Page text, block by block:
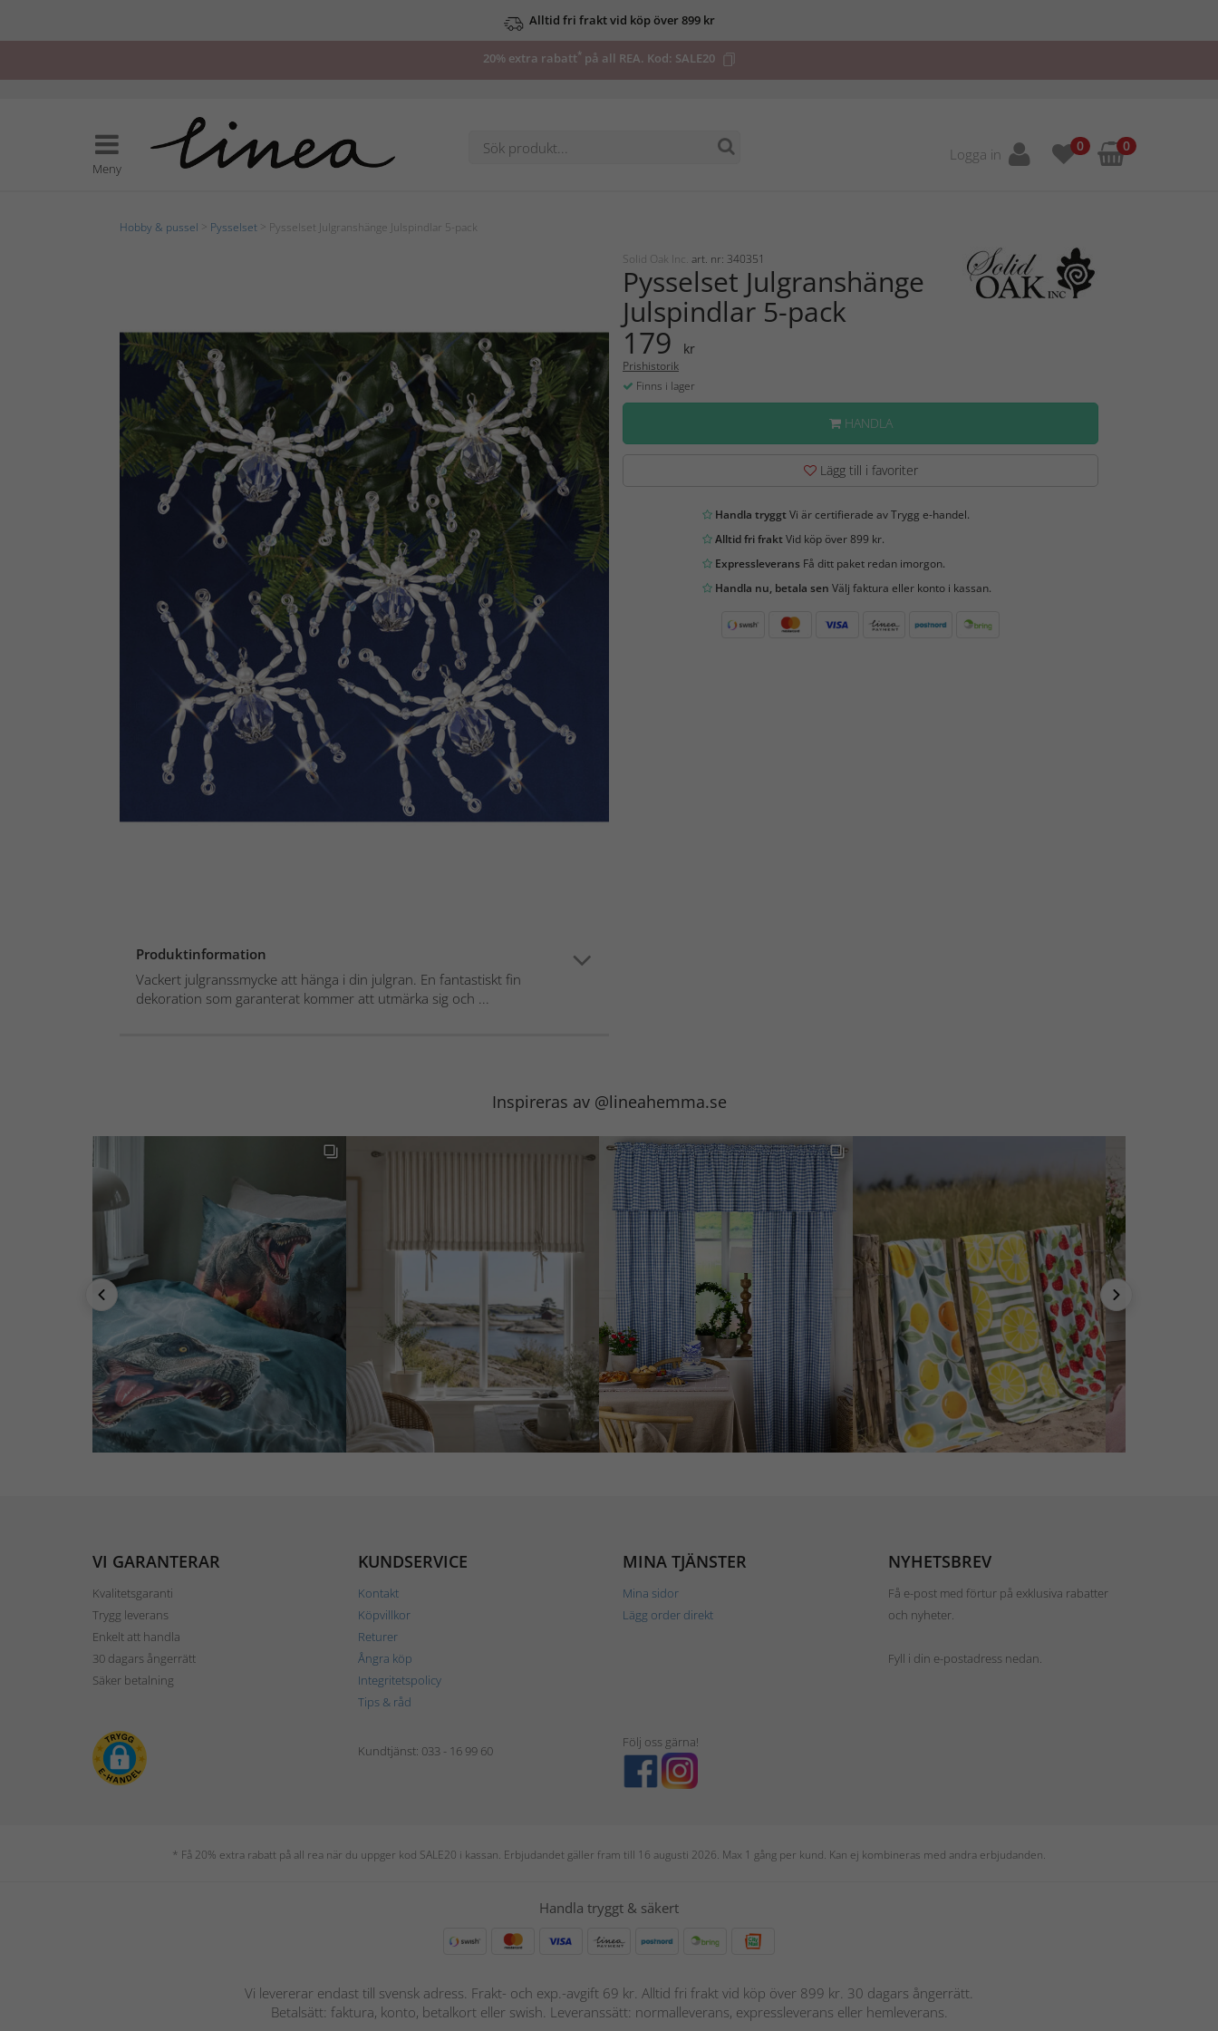
Alltid fri frakt vid köp över 899 kr
20% extra rabatt*på all REA. Kod: SALE20
Meny
Logga in 0 0
Hobby & pussel Pysselset > Pysselset Julgranshänge Julspindlar 5-pack
Produktinformation
Vackert julgranssmycke att hänga i din julgran. En fantastiskt fin
dekoration som garanterat kommer att utmärka sig och ...
Solid Oak Inc. art. nr: 340351
Pysselset Julgranshänge
Julspindlar 5-pack
179 kr
Prishistorik
Finns i lager
HANDLA
Lägg till i favoriter
Handla tryggtVi är certifierade av Trygg e-handel.
Alltid fri fraktVid köp över 899 kr.
ExpressleveransFå ditt paket redan imorgon.
Handla nu, betala sen Välj faktura eller konto i kassan.
Inspireras av @lineahemma.se
VI GARANTERAR
Kvalitetsgaranti
Trygg leverans
Enkelt att handla
30 dagars ångerrätt
Säker betalning
KUNDSERVICE
Kontakt
Köpvillkor
Returer
Ångra köp
Integritetspolicy
Tips & råd
MINA TJÄNSTER
Mina sidor
Lägg order direkt
NYHETSBREV
Få e-post med förtur på exklusiva rabatter
och nyheter.
Fyll i din e-postadress nedan.
Kundtjänst: 033 - 16 99 60
Följ oss gärna!
* Få 20% extra rabatt på all rea när du uppger kod SALE20 i kassan. Erbjudandet gäller fram till 16 augusti 2026. Max 1 gång per kund. Kan ej kombineras med andra erbjudanden.
Handla tryggt & säkert
Vi levererar endast till svensk adress. Frakt- och exp.-avgift 69 kr. Alltid fri frakt vid köp över 899 kr. 30 dagars ångerrätt.
Betalsätt: faktura, konto, betalkort eller swish. Leveranssätt: normalleverans, expressleverans eller hemleverans.